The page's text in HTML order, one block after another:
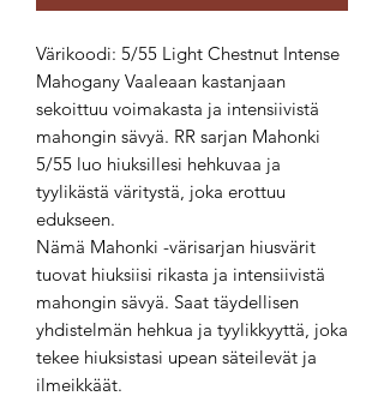
Värikoodi: 5/55 Light Chestnut Intense
Mahogany Vaaleaan kastanjaan
sekoittuu voimakasta ja intensiivistä
mahongin sävyä. RR sarjan Mahonki
5/55 luo hiuksillesi hehkuvaa ja
tyylikästä väritystä, joka erottuu
edukseen.
Nämä Mahonki -värisarjan hiusvärit
tuovat hiuksiisi rikasta ja intensiivistä
mahongin sävyä. Saat täydellisen
yhdistelmän hehkua ja tyylikkyyttä, joka
tekee hiuksistasi upean säteilevät ja
ilmeikkäät.